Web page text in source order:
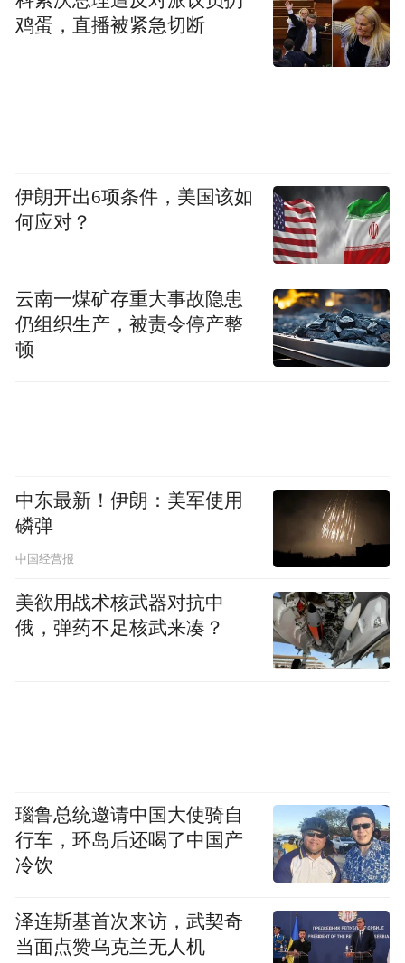
鸡蛋，直播被紧急切断
伊朗开出6项条件，美国该如
何应对？
云南一煤矿存重大事故隐患
仍组织生产，被责令停产整
顿
中东最新！伊朗：美军使用
磷弹
中国经营报
美欲用战术核武器对抗中
俄，弹药不足核武来凑？
瑙鲁总统邀请中国大使骑自
行车，环岛后还喝了中国产
冷饮
泽连斯基首次来访，武契奇
当面点赞乌克兰无人机